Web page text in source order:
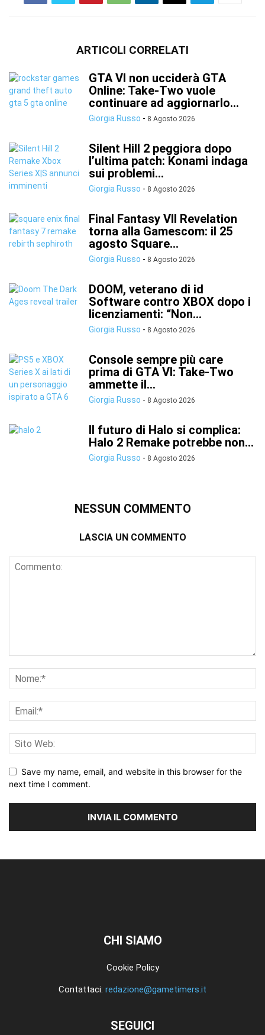
ARTICOLI CORRELATI
GTA VI non ucciderà GTA
Online: Take-Two vuole
continuare ad aggiornarlo...
Giorgia Russo - 8 Agosto 2026
Silent Hill 2 peggiora dopo
l’ultima patch: Konami indaga
sui problemi...
Giorgia Russo - 8 Agosto 2026
Final Fantasy VII Revelation
torna alla Gamescom: il 25
agosto Square...
Giorgia Russo - 8 Agosto 2026
DOOM, veterano di id
Software contro XBOX dopo i
licenziamenti: “Non...
Giorgia Russo - 8 Agosto 2026
Console sempre più care
prima di GTA VI: Take-Two
ammette il...
Giorgia Russo - 8 Agosto 2026
Il futuro di Halo si complica:
Halo 2 Remake potrebbe non...
Giorgia Russo - 8 Agosto 2026
NESSUN COMMENTO
LASCIA UN COMMENTO
Save my name, email, and website in this browser for the
next time I comment.
CHI SIAMO
Cookie Policy
Contattaci: redazione@gametimers.it
SEGUICI